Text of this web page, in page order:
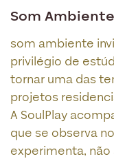
Som
som ambiente
privilégio de
tornar uma das
projetos
A SoulPlay
que se observa
experimenta, não